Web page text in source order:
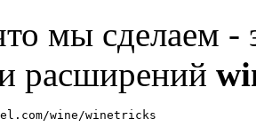
мы сделаем -
расширений
wine/winetricks